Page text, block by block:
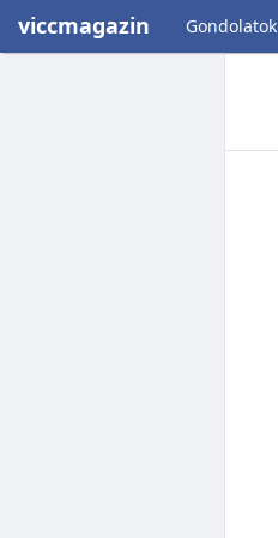
viccmagazin Gondolatok